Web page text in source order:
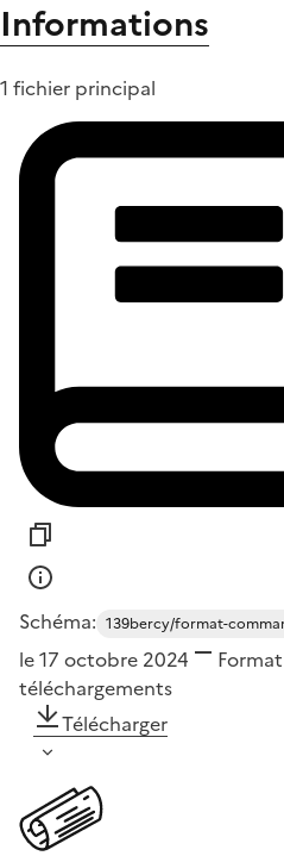
Informations
1 fichier principal
Schéma: 139bercy/format-
le 17 octobre 2024
Format
téléchargements
Télécharger